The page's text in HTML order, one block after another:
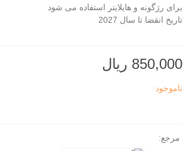
برای رژگونه و هایلایتر استفاده می شود
تاریخ انقضا تا سال 2027
850,000 ریال
ناموجود
مرجع: